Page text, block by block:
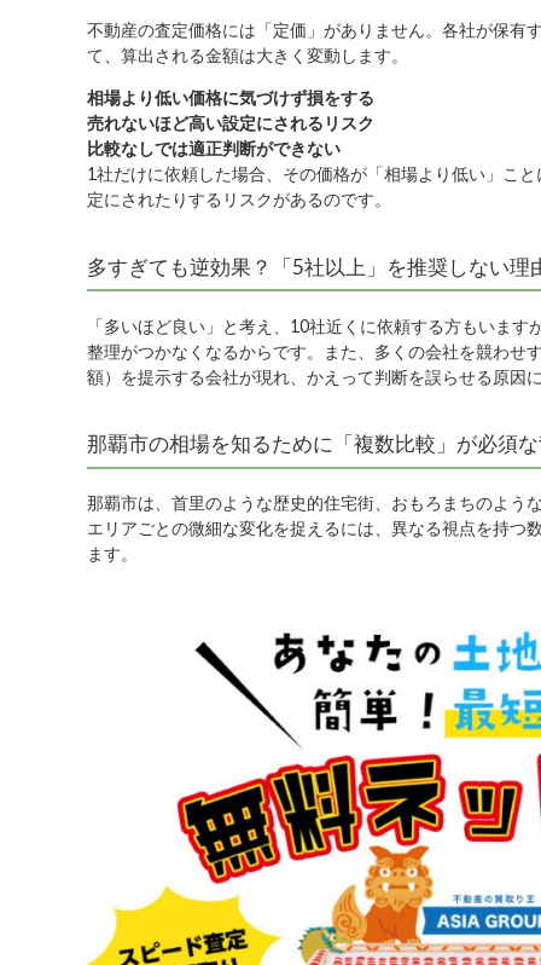
不動産の査定価格には「定価」がありません。各社が保有
て、算出される金額は大きく変動します。
相場より低い価格に気づけず損をする
売れないほど高い設定にされるリスク
比較なしでは適正判断ができない
1社だけに依頼した場合、その価格が「相場より低い」こ
定にされたりするリスクがあるのです。
多すぎても逆効果？「5社以上」を推奨しない理
「多いほど良い」と考え、10社近くに依頼する方もいま
整理がつかなくなるからです。また、多くの会社を競わせ
額）を提示する会社が現れ、かえって判断を誤らせる原因
那覇市の相場を知るために「複数比較」が必須
那覇市は、首里のような歴史的住宅街、おもろまちのよう
エリアごとの微細な変化を捉えるには、異なる視点を持
ます。